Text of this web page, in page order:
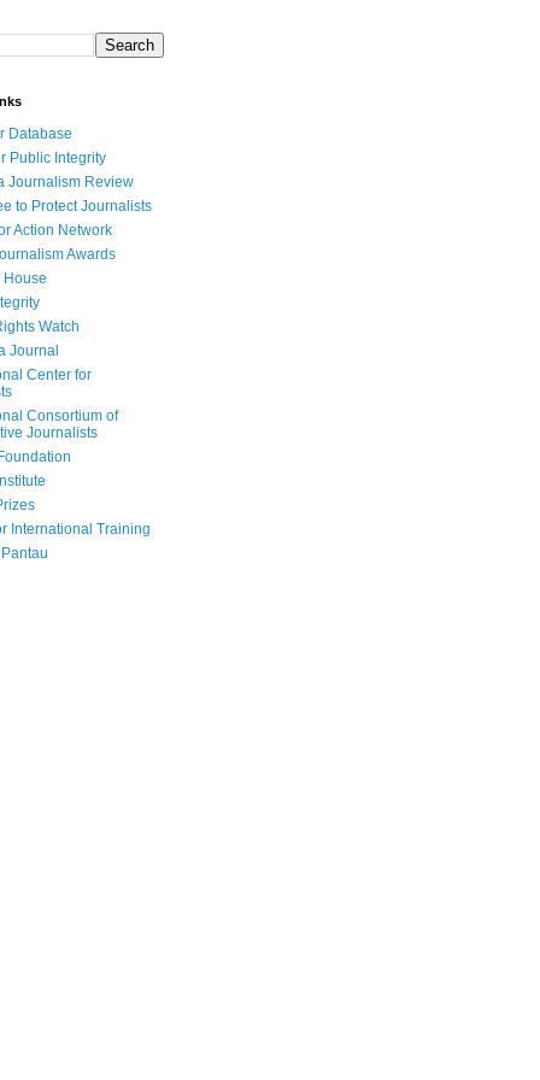
Database
Public Integrity
Journalism Review
to Protect Journalists
Action Network
Awards
House
Watch
Journal
Center for
Consortium of
Journalists
International Training